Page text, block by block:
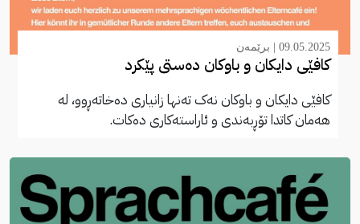
09.05.2025 | برێمەن
کافێی دایکان و باوکان دەستی پێکرد
کافێی دایکان و باوکان نەک تەنها زانیاری دەخاتەڕوو، لە
هەمان کاتدا تۆڕبەندی و ئاراستەکاری دەکات.